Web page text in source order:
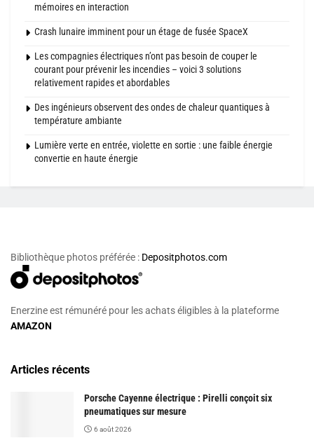
mémoires en interaction
Crash lunaire imminent pour un étage de fusée SpaceX
Les compagnies électriques n’ont pas besoin de couper le
courant pour prévenir les incendies – voici 3 solutions
relativement rapides et abordables
Des ingénieurs observent des ondes de chaleur quantiques à
température ambiante
Lumière verte en entrée, violette en sortie : une faible énergie
convertie en haute énergie
Bibliothèque photos préférée : Depositphotos.com
Enerzine est rémunéré pour les achats éligibles à la plateforme
AMAZON
Articles récents
Porsche Cayenne électrique : Pirelli conçoit six
pneumatiques sur mesure
6 août 2026